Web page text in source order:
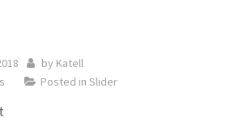
by Katell
Posted in Slider